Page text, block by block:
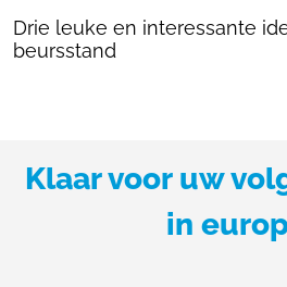
Drie leuke en interessante
beursstand
Klaar voor uw
in